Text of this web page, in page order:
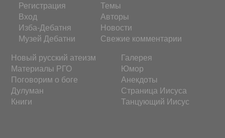
Регистрация
Вход
Изба-Дебатня
Музей Дебатни
Темы
Авторы
Новости
Свежие комментарии
Новый русский атеизм
Материалы РГО
Поговорим о боге
Дулуман
Книги
Галерея
Юмор
Анекдоты
Страница Иисуса
Танцующий Иисус